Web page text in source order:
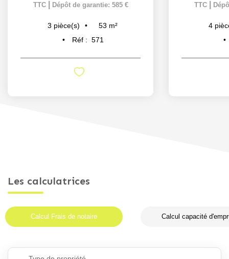
TTC
Dépôt de garantie: 585 €
3 pièce(s) 53 m²
Réf : 571
TTC
4
Les calculatrices
Calcul Frais de notaire Calcul capacité